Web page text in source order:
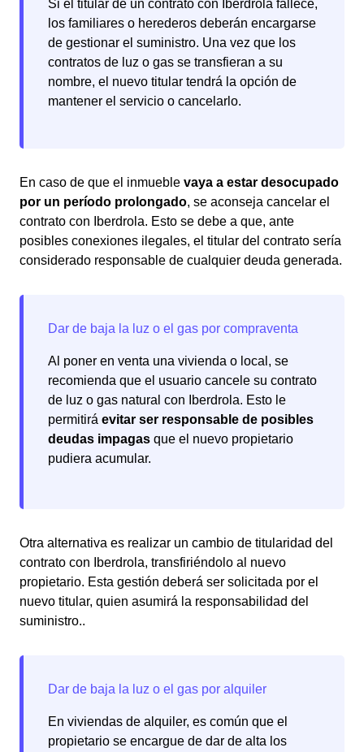
Si el titular de un contrato con Iberdrola fallece,
los familiares o herederos deberán encargarse
de gestionar el suministro. Una vez que los
contratos de luz o gas se transfieran a su
nombre, el nuevo titular tendrá la opción de
mantener el servicio o cancelarlo.
En caso de que el inmueble vaya a estar desocupado
por un período prolongado, se aconseja cancelar el
contrato con Iberdrola. Esto se debe a que, ante
posibles conexiones ilegales, el titular del contrato sería
considerado responsable de cualquier deuda generada.
Al poner en venta una vivienda o local, se
recomienda que el usuario cancele su contrato
de luz o gas natural con Iberdrola. Esto le
permitirá evitar ser responsable de posibles
deudas impagas que el nuevo propietario
pudiera acumular.
Otra alternativa es realizar un cambio de titularidad del
contrato con Iberdrola, transfiriéndolo al nuevo
propietario. Esta gestión deberá ser solicitada por el
nuevo titular, quien asumirá la responsabilidad del
suministro..
En viviendas de alquiler, es común que el
propietario se encargue de dar de alta los